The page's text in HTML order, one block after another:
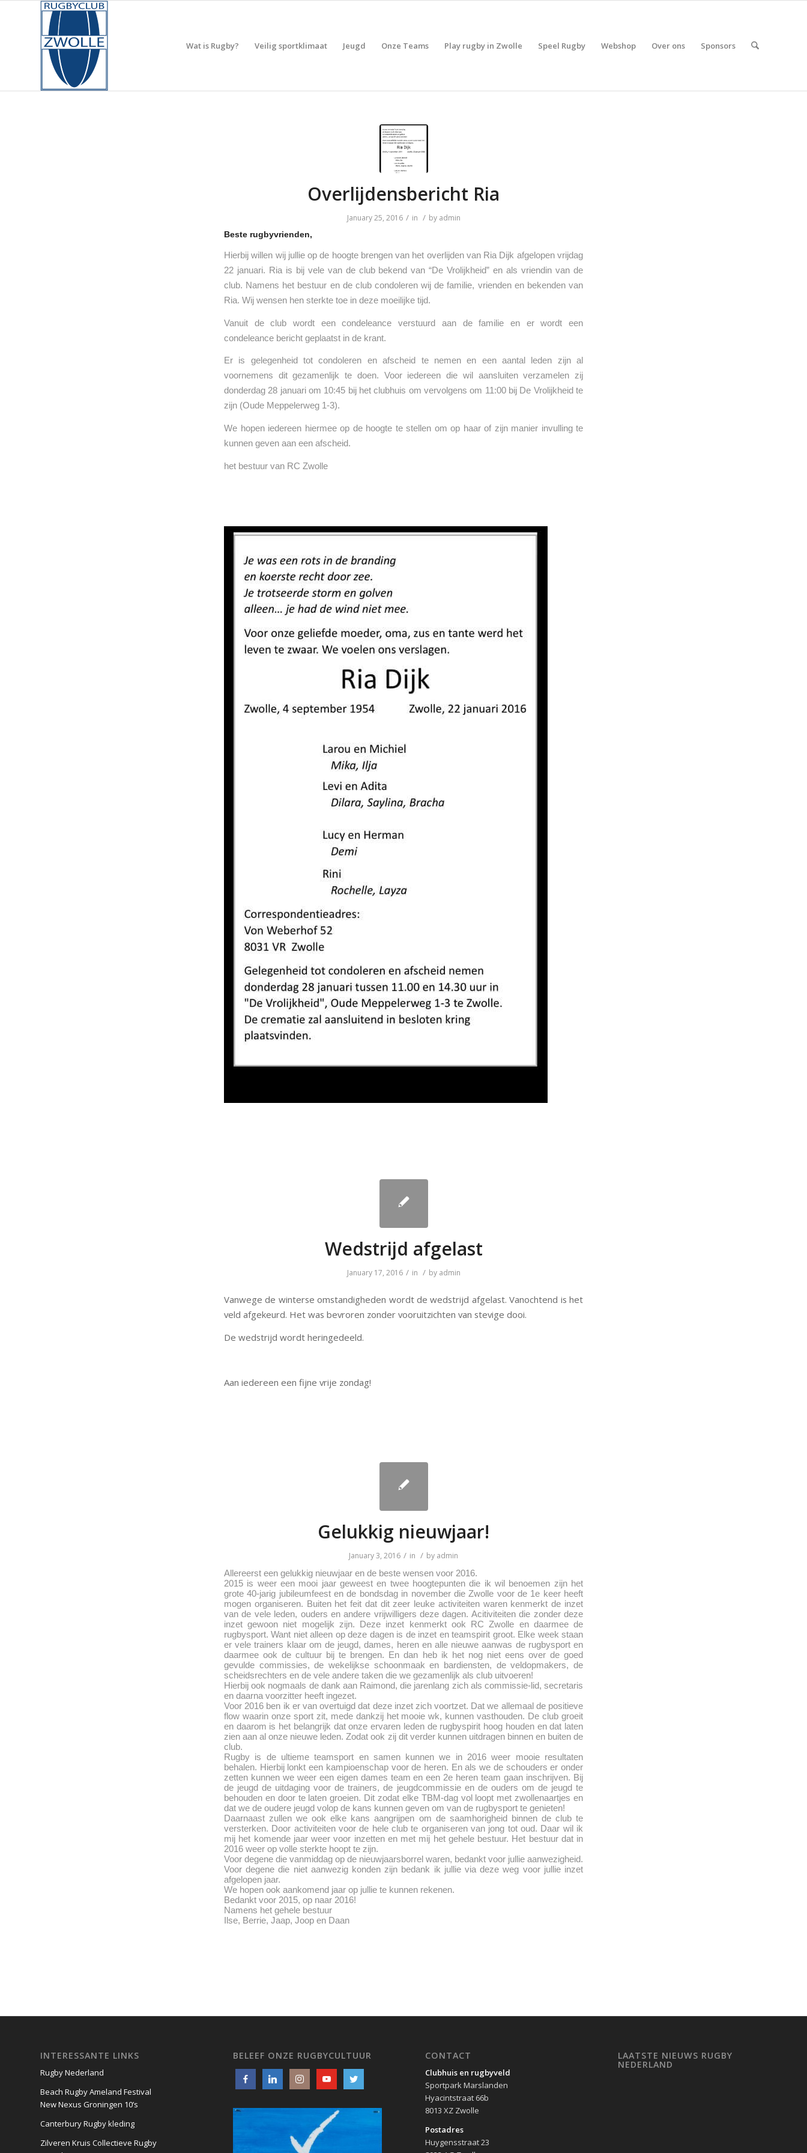
Wat is Rugby? Veilig sportklimaat Jeugd Onze Teams Play rugby in Zwolle Speel Rugby Webshop Over ons Sponsors
Overlijdensbericht Ria
January 25, 2016 / in / by admin
Beste rugbyvrienden,
Hierbij willen wij jullie op de hoogte brengen van het overlijden van Ria Dijk afgelopen vrijdag
22 januari. Ria is bij vele van de club bekend van “De Vrolijkheid” en als vriendin van de
club. Namens het bestuur en de club condoleren wij de familie, vrienden en bekenden van
Ria. Wij wensen hen sterkte toe in deze moeilijke tijd.
Vanuit de club wordt een condeleance verstuurd aan de familie en er wordt een
condeleance bericht geplaatst in de krant.
Er is gelegenheid tot condoleren en afscheid te nemen en een aantal leden zijn al
voornemens dit gezamenlijk te doen. Voor iedereen die wil aansluiten verzamelen zij
donderdag 28 januari om 10:45 bij het clubhuis om vervolgens om 11:00 bij De Vrolijkheid te
zijn (Oude Meppelerweg 1-3).
We hopen iedereen hiermee op de hoogte te stellen om op haar of zijn manier invulling te
kunnen geven aan een afscheid.
het bestuur van RC Zwolle
Wedstrijd afgelast
January 17, 2016 / in / by admin
Vanwege de winterse omstandigheden wordt de wedstrijd afgelast. Vanochtend is het
veld afgekeurd. Het was bevroren zonder vooruitzichten van stevige dooi.
De wedstrijd wordt heringedeeld.
Aan iedereen een fijne vrije zondag!
Gelukkig nieuwjaar!
January 3, 2016 / in / by admin
Allereerst een gelukkig nieuwjaar en de beste wensen voor 2016.
2015 is weer een mooi jaar geweest en twee hoogtepunten die ik wil benoemen zijn het
grote 40-jarig jubileumfeest en de bondsdag in november die Zwolle voor de 1e keer heeft
mogen organiseren. Buiten het feit dat dit zeer leuke activiteiten waren kenmerkt de inzet
van de vele leden, ouders en andere vrijwilligers deze dagen. Acitiviteiten die zonder deze
inzet gewoon niet mogelijk zijn. Deze inzet kenmerkt ook RC Zwolle en daarmee de
rugbysport. Want niet alleen op deze dagen is de inzet en teamspirit groot. Elke week staan
er vele trainers klaar om de jeugd, dames, heren en alle nieuwe aanwas de rugbysport en
daarmee ook de cultuur bij te brengen. En dan heb ik het nog niet eens over de goed
gevulde commissies, de wekelijkse schoonmaak en bardiensten, de veldopmakers, de
scheidsrechters en de vele andere taken die we gezamenlijk als club uitvoeren!
Hierbij ook nogmaals de dank aan Raimond, die jarenlang zich als commissie-lid, secretaris
en daarna voorzitter heeft ingezet.
Voor 2016 ben ik er van overtuigd dat deze inzet zich voortzet. Dat we allemaal de positieve
flow waarin onze sport zit, mede dankzij het mooie wk, kunnen vasthouden. De club groeit
en daarom is het belangrijk dat onze ervaren leden de rugbyspirit hoog houden en dat laten
zien aan al onze nieuwe leden. Zodat ook zij dit verder kunnen uitdragen binnen en buiten de
club.
Rugby is de ultieme teamsport en samen kunnen we in 2016 weer mooie resultaten
behalen. Hierbij lonkt een kampioenschap voor de heren. En als we de schouders er onder
zetten kunnen we weer een eigen dames team en een 2e heren team gaan inschrijven. Bij
de jeugd de uitdaging voor de trainers, de jeugdcommissie en de ouders om de jeugd te
behouden en door te laten groeien. Dit zodat elke TBM-dag vol loopt met zwollenaartjes en
dat we de oudere jeugd volop de kans kunnen geven om van de rugbysport te genieten!
Daarnaast zullen we ook elke kans aangrijpen om de saamhorigheid binnen de club te
versterken. Door activiteiten voor de hele club te organiseren van jong tot oud. Daar wil ik
mij het komende jaar weer voor inzetten en met mij het gehele bestuur. Het bestuur dat in
2016 weer op volle sterkte hoopt te zijn.
Voor degene die vanmiddag op de nieuwjaarsborrel waren, bedankt voor jullie aanwezigheid.
Voor degene die niet aanwezig konden zijn bedank ik jullie via deze weg voor jullie inzet
afgelopen jaar.
We hopen ook aankomend jaar op jullie te kunnen rekenen.
Bedankt voor 2015, op naar 2016!
Namens het gehele bestuur
Ilse, Berrie, Jaap, Joop en Daan
INTERESSANTE LINKS
Rugby Nederland
Beach Rugby Ameland Festival
New Nexus Groningen 10’s
Canterbury Rugby kleding
Zilveren Kruis Collectieve Rugby
BELEEF ONZE RUGBYCULTUUR CONTACT
Clubhuis en rugbyveld
Sportpark Marslanden
Hyacintstraat 66b
8013 XZ Zwolle
Postadres
Huygensstraat 23
LAATSTE NIEUWS RUGBY
NEDERLAND